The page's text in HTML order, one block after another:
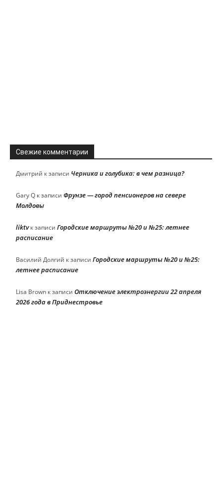
Свежие комментарии
Дмитрий к записи Черника и голубика: в чем разница?
Gary Q к записи Фрунзе — город пенсионеров на севере
Молдовы
liktvк записи Городские маршруты №20 и №25: летнее
расписание
Василий Долгий к записи Городские маршруты №20 и №25:
летнее расписание
Lisa Brown к записи Отключение электроэнергии 22 апреля
2026 года в Приднестровье